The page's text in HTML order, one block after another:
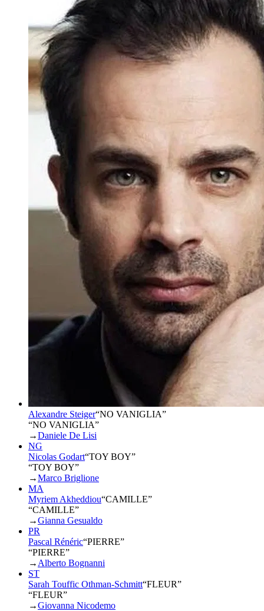
Alexandre Steiger“NO VANIGLIA”
“NO VANIGLIA”
→Daniele De Lisi
NG
Nicolas Godart“TOY BOY”
“TOY BOY”
→Marco Briglione
MA
Myriem Akheddiou“CAMILLE”
“CAMILLE”
→Gianna Gesualdo
PR
Pascal Rénéric“PIERRE”
“PIERRE”
→ Alberto Bognanni
ST
Sarah Touffic Othman-Schmitt“FLEUR”
“FLEUR”
→Giovanna Nicodemo